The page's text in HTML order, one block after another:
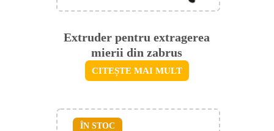
Extruder pentru extragerea
mierii din zabrus
CITEȘTE MAI MULT
ÎN STOC